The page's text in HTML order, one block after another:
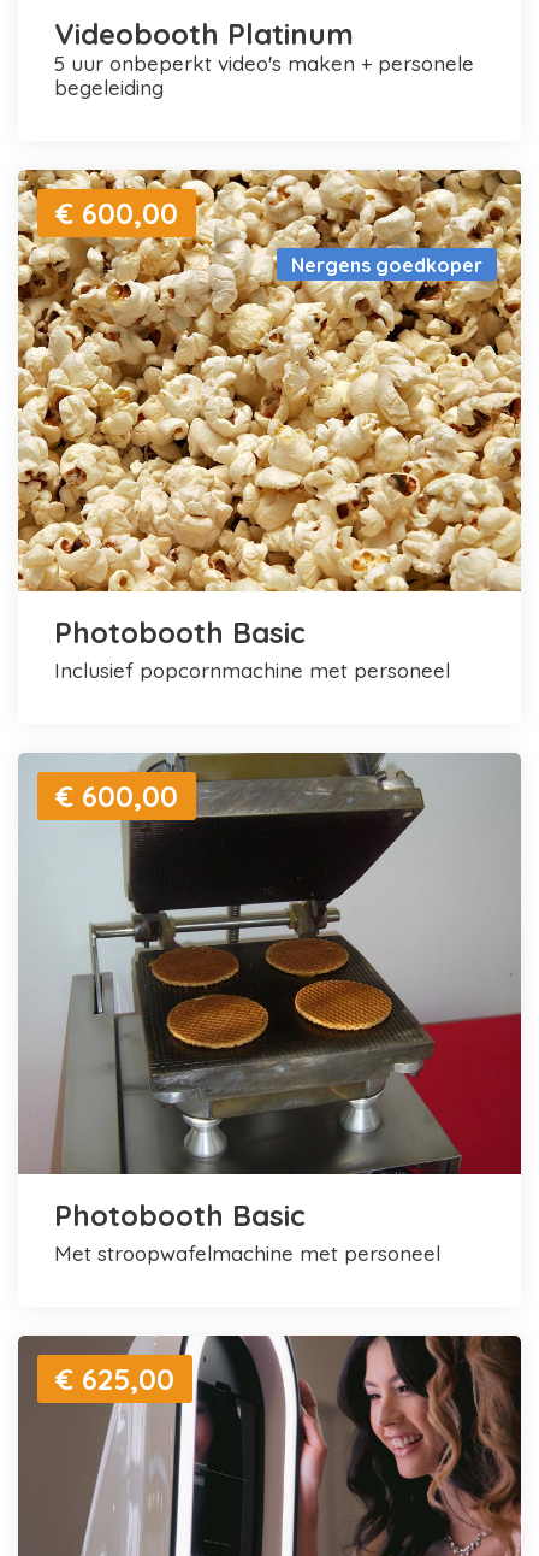
Videobooth Platinum
5 uur onbeperkt video's maken + personele
begeleiding
Nergens goedkoper
€ 600,00
Photobooth Basic
inclusief popcornmachine met personeel
€ 600,00
Photobooth Basic
met stroopwafelmachine met personeel
€ 625,00